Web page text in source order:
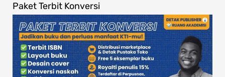
Paket Terbit Konversi